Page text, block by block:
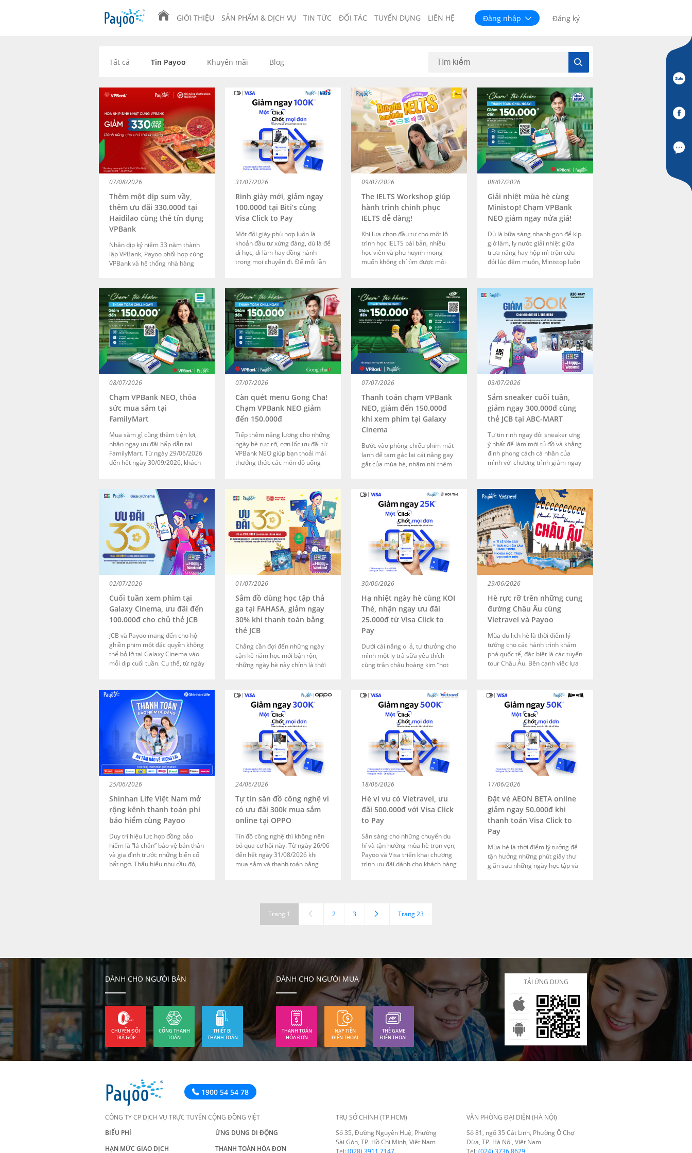
GIỚI THIỆU SẢN PHẨM & DỊCH VỤ TIN TỨC ĐỐI TÁC TUYỂN DỤNG LIÊN HỆ Đăng nhập Đăng ký
Tất cả Tin Payoo Khuyến mãi Blog
07/08/2026
Thêm một dịp sum vầy,
thêm ưu đãi 330.000đ tại
Haidilao cùng thẻ tín dụng
VPBank
Nhân dịp kỷ niệm 33 năm thành
lập VPBank, Payoo phối hợp cùng
VPBank và hệ thống nhà hàng
dành cho khách hàng đã luôn
đồng hành trong suốt chặng
đường vừa qua.
31/07/2026
Rinh giày mới, giảm ngay
100.000đ tại Biti’s cùng
Visa Click to Pay
Một đôi giày phù hợp luôn là
khoản đầu tư xứng đáng, dù là để
đi học, đi làm hay đồng hành
trong mọi chuyến đi. Để mỗi lần
30/09/2026, chúng tôi mang đến
ưu đãi giảm ngay 100.000đ cho
đơn hàng từ 500.000đ khi thanh
toán Visa Click to Pay trên
website của Biti’s:
https://bitis.com.vn/.
09/07/2026
The IELTS Workshop giúp
hành trình chinh phục
IELTS dễ dàng!
Khi lựa chọn đầu tư cho một lộ
trình học IELTS bài bản, nhiều
học viên và phụ huynh mong
muốn không chỉ tìm được môi
linh hoạt, thuận tiện với kế hoạch
tài chính của mình. The IELTS
Workshop đã hợp tác với Payoo
triển khai hệ thống thanh toán
hiện đại, hỗ trợ quá trình đăng ký
và đóng học phí trở nên nhanh
chóng hơn.
08/07/2026
Giải nhiệt mùa hè cùng
Ministop! Chạm VPBank
NEO giảm ngay nửa giá!
Dù là bữa sáng nhanh gọn để kịp
giờ làm, ly nước giải nhiệt giữa
trưa nắng hay hộp mì trộn cứu
đói lúc đêm muộn, Ministop luôn
nhàng, từ ngày 29/06 đến
30/09/2026, hóa đơn mua sắm từ
60.000đ của bạn sẽ được giảm
thẳng 30.000đ trực tiếp tại quầy.
08/07/2026
Chạm VPBank NEO, thỏa
sức mua sắm tại
FamilyMart
Mua sắm gì cũng thêm tiện lợi,
nhận ngay ưu đãi hấp dẫn tại
FamilyMart. Từ ngày 29/06/2026
đến hết ngày 30/09/2026, khách
đồng khi VPBank NEO trên thiết
bị thanh toán Payoo POS bằng
hình thức chạm.
07/07/2026
Càn quét menu Gong Cha!
Chạm VPBank NEO giảm
đến 150.000đ
Tiếp thêm năng lượng cho những
ngày hè rực rỡ, cơn lốc ưu đãi từ
VPBank NEO giúp bạn thoải mái
thưởng thức các món đồ uống
với mỗi hóa đơn từ 60.000đ khi
mua sắm tại quầy, bạn sẽ được
giảm ngay 30.000đ.
07/07/2026
Thanh toán chạm VPBank
NEO, giảm đến 150.000đ
khi xem phim tại Galaxy
Cinema
Bước vào phòng chiếu phim mát
lạnh để tạm gác lại cái nắng gay
gắt của mùa hè, nhâm nhi thêm
ghiền phim không thể bỏ qua.
Nhằm tiếp thêm nhiệt cho mùa
phim bom tấn năm nay, VPBank
NEO triển khai chương trình giảm
ngay 30.000đ cho hóa đơn chỉ từ
60.000đ khi thanh toán chạm
trên máy Payoo POS.
03/07/2026
Sắm sneaker cuối tuần,
giảm ngay 300.000đ cùng
thẻ JCB tại ABC-MART
Tự tin rinh ngay đôi sneaker ưng
ý nhất để làm mới tủ đồ và khẳng
định phong cách cá nhân của
mình với chương trình giảm ngay
toán bằng thẻ JCB trên Payoo
POS.
02/07/2026
Cuối tuần xem phim tại
Galaxy Cinema, ưu đãi đến
100.000đ cho chủ thẻ JCB
JCB và Payoo mang đến cho hội
ghiền phim một đặc quyền không
thể bỏ lỡ tại Galaxy Cinema vào
mỗi dịp cuối tuần. Cụ thể, từ ngày
khi mua vé xem phim cho đến
các combo bắp nước với hóa đơn
từ 200.000đ, bạn sẽ được giảm
ngay 30% với mức tiết kiệm tối
đa lên đến 100.000đ.
01/07/2026
Sắm đồ dùng học tập thả
ga tại FAHASA, giảm ngay
30% khi thanh toán bằng
thẻ JCB
Chẳng cần đợi đến những ngày
cận kề năm học mới bận rộn,
những ngày hè này chính là thời
và chuẩn bị dần cho hành trang
sắp tới. Đi sớm một chút để con
được tự tay chọn cuốn sổ, cây bút
hay chiếc balo đúng ý thích, giúp
con có thêm nhiều niềm hứng
khởi trước thềm năm học mới.
30/06/2026
Hạ nhiệt ngày hè cùng KOI
Thé, nhận ngay ưu đãi
25.000đ từ Visa Click to
Pay
Dưới cái nắng oi ả, tự thưởng cho
mình một ly trà sữa yêu thích
cùng trân châu hoàng kim “hot
mùa hè này.
29/06/2026
Hè rực rỡ trên những cung
đường Châu Âu cùng
Vietravel và Payoo
Mùa du lịch hè là thời điểm lý
tưởng cho các hành trình khám
phá quốc tế, đặc biệt là các tuyến
tour Châu Âu. Bên cạnh việc lựa
thanh toán ngày càng trở thành
yếu tố được khách hàng quan
tâm. Nhằm đáp ứng nhu cầu đó,
Vietravel tiếp tục hợp tác cùng
Payoo triển khai giải pháp thanh
toán đa kênh, mang đến trải
nghiệm giao dịch nhanh chóng
và linh hoạt hơn.
25/06/2026
Shinhan Life Việt Nam mở
rộng kênh thanh toán phí
bảo hiểm cùng Payoo
Duy trì hiệu lực hợp đồng bảo
hiểm là “lá chắn” bảo vệ bản thân
và gia đình trước những biến cố
bất ngờ. Thấu hiểu nhu cầu đó,
24/06/2026
Tự tin săn đồ công nghệ vì
có ưu đãi 300k mua sắm
online tại OPPO
Tín đồ công nghệ thì không nên
bỏ qua cơ hội này: Từ ngày 26/06
đến hết ngày 31/08/2026 khi
mua sắm và thanh toán bằng
cho hóa đơn từ 6 triệu đồng.
18/06/2026
Hè vi vu có Vietravel, ưu
đãi 500.000đ với Visa Click
to Pay
Sẵn sàng cho những chuyến du
hí và tận hưởng mùa hè trọn vẹn,
Payoo và Visa triển khai chương
trình ưu đãi dành cho khách hàng
được giảm ngay 500.000 đồng áp
dụng cho hóa đơn từ 20 triệu
17/06/2026
Đặt vé AEON BETA online
giảm ngay 50.000đ khi
thanh toán Visa Click to
Pay
Mùa hè là thời điểm lý tưởng để
tận hưởng những phút giây thư
giãn sau những ngày học tập và
Trang 1 2 3 Trang 23
DÀNH CHO NGƯỜI BÁN
CHUYỂN ĐỔI
TRẢ GÓP
CỔNG THANH
TOÁN
THIẾT BỊ
THANH TOÁN
DÀNH CHO NGƯỜI MUA
THANH TOÁN
HÓA ĐƠN
NẠP TIỀN
ĐIỆN THOẠI
THẺ GAME
ĐIỆN THOẠI
TẢI ỨNG DỤNG
1900 54 54 78
CÔNG TY CP DỊCH VỤ TRỰC TUYẾN CỘNG ĐỒNG VIỆT
BIỂU PHÍ
HẠN MỨC GIAO DỊCH
ỨNG DỤNG DI ĐỘNG
THANH TOÁN HÓA ĐƠN
TRỤ SỞ CHÍNH (TP.HCM)
Số 35, Đường Nguyễn Huệ, Phường
Sài Gòn, TP. Hồ Chí Minh, Việt Nam
Tel:(028) 3911 7147
VĂN PHÒNG ĐẠI DIỆN (HÀ NỘI)
Số 81, ngõ 35 Cát Linh, Phường Ô Chợ
Dừa, TP. Hà Nội, Việt Nam
Tel:(024) 3736 8629